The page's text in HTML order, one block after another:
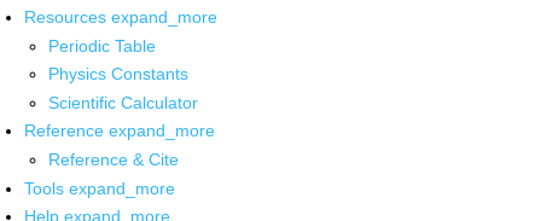
Resources expand_more
Periodic Table
Physics Constants
Scientific Calculator
Reference expand_more
Reference & Cite
Tools expand_more
Help expand_more